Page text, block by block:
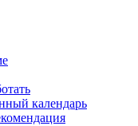
календарь